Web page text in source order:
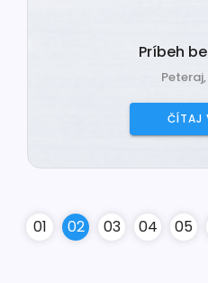
Príbeh
ČÍTAJ
01 02 03 04 05